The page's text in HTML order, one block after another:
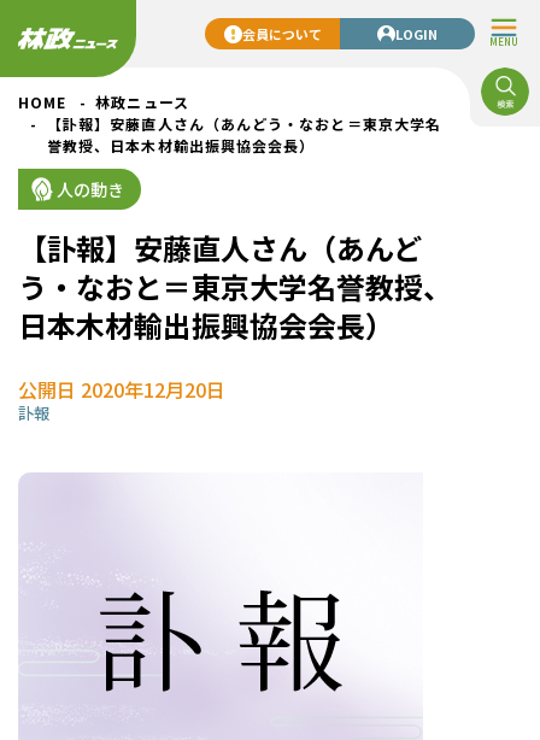
MENU
会員について LOGIN
HOME
林政ニュース
【訃報】安藤直人さん（あんどう・なおと＝東京大学名
誉教授、日本木材輸出振興協会会長）
人の動き
【訃報】安藤直人さん（あんど
う・なおと＝東京大学名誉教授、
日本木材輸出振興協会会長）
公開日 2020年12月20日
訃報